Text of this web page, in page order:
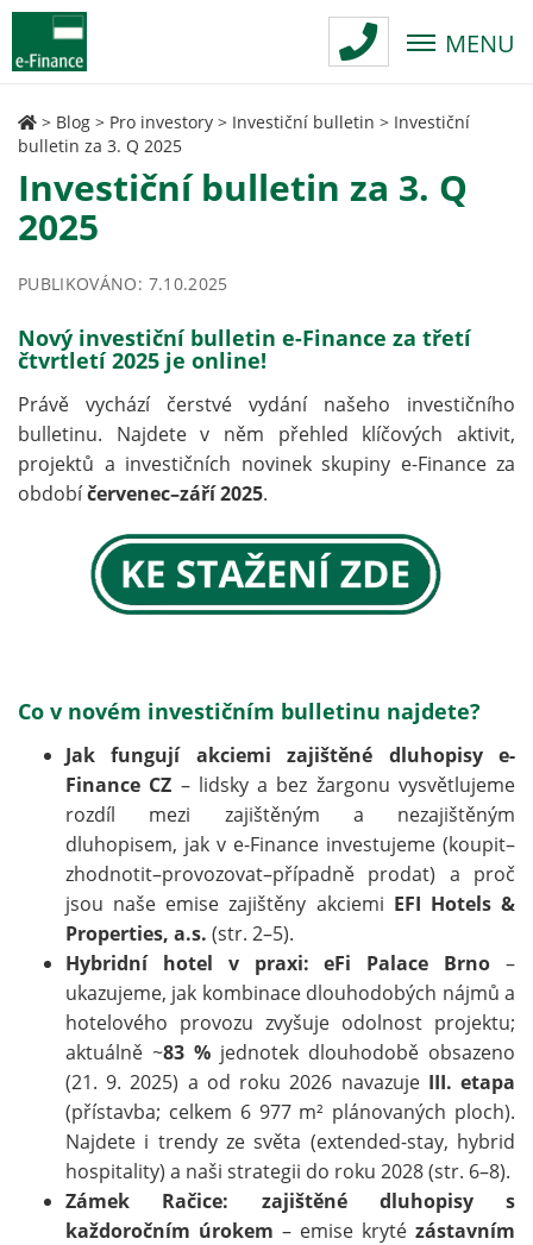
MENU
> Blog > Pro investory > Investiční bulletin > Investiční
bulletin za 3. Q 2025
Investiční bulletin za 3. Q
2025
PUBLIKOVÁNO: 7.10.2025
Nový investiční bulletin e-Finance za třetí
čtvrtletí 2025 je online!
Právě vychází čerstvé vydání našeho investičního
bulletinu. Najdete v něm přehled klíčových aktivit,
projektů a investičních novinek skupiny e-Finance za
obdobíčervenec–září 2025.
Co v novém investičním bulletinu najdete?
Jak fungují akciemi zajištěné dluhopisy e-
Finance CZ – lidsky a bez žargonu vysvětlujeme
rozdíl mezi zajištěným a nezajištěným
dluhopisem, jak v e-Finance investujeme (koupit–
zhodnotit–provozovat–případně prodat) a proč
jsou naše emise zajištěny akciemi EFI Hotels &
Properties, a.s. (str. 2–5).
Hybridní hotel v praxi: eFi Palace Brno –
ukazujeme, jak kombinace dlouhodobých nájmů a
hotelového provozu zvyšuje odolnost projektu;
aktuálně ~83 % jednotek dlouhodobě obsazeno
(21. 9. 2025) a od roku 2026 navazuje III. etapa
(přístavba; celkem 6 977 m² plánovaných ploch).
Najdete i trendy ze světa (extended-stay, hybrid
hospitality) a naši strategii do roku 2028 (str. 6–8).
Zámek Račice: zajištěné dluhopisy s
každoročním úrokem – emise kryté zástavním